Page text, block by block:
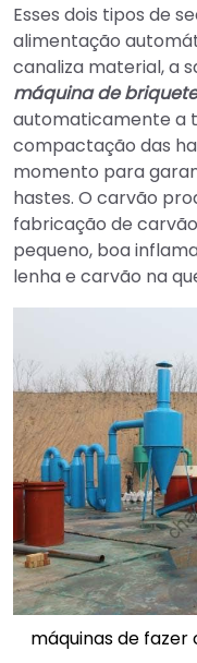
Esses dois tipos de
alimentação
canaliza material, a
máquina de
automaticamente a
compactação das
momento para
hastes. O carvão
fabricação de
pequeno, boa
lenha e carvão na
máquinas de